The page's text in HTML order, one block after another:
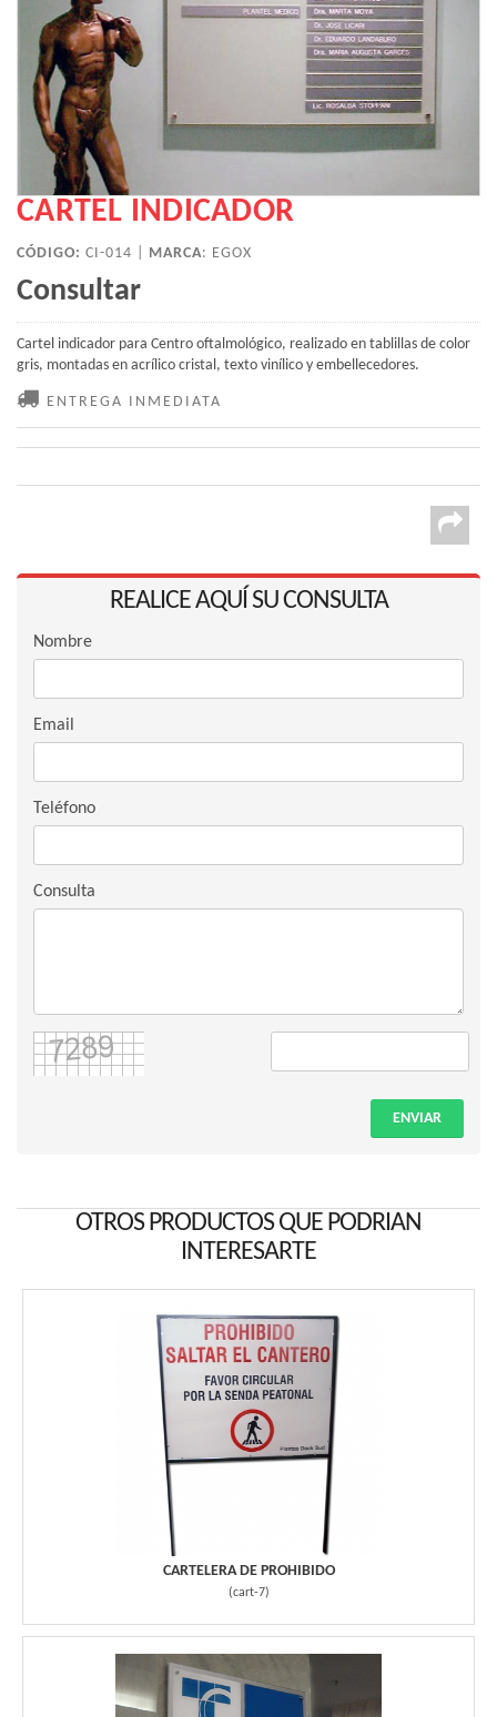
CARTEL INDICADOR
CÓDIGO: CI-014 | MARCA: EGOX
Consultar
Cartel indicador para Centro oftalmológico, realizado en tablillas de color
gris, montadas en acrílico cristal, texto vinílico y embellecedores.
ENTREGA INMEDIATA
REALICE AQUÍ SU CONSULTA
Nombre
Email
Teléfono
Consulta
ENVIAR
OTROS PRODUCTOS QUE PODRIAN
INTERESARTE
CARTELERA DE PROHIBIDO
(cart-7)